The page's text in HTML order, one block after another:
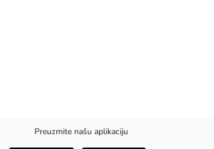
Preuzmite našu aplikaciju